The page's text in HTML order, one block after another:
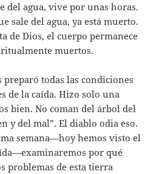
del agua, vive por unas horas.
sale del agua, ya está muerto.
de Dios, el cuerpo permanece
muertos.
preparó todas las condiciones
de la caída. Hizo solo una
bien. No coman del árbol del
y del mal”. El diablo odia eso.
semana—hoy hemos visto el
por qué
problemas de esta tierra